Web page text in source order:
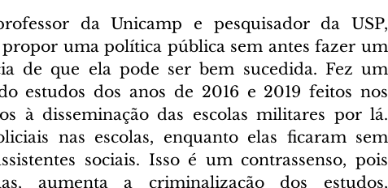
da Unicamp e pesquisador da USP,
uma política pública sem antes fazer um
de que ela pode ser bem sucedida. Fez um
estudos dos anos de 2016 e 2019 feitos nos
à disseminação das escolas militares por lá.
nas escolas, enquanto elas ficaram sem
sociais. Isso é um contrassenso, pois
aumenta a criminalização dos estudos,